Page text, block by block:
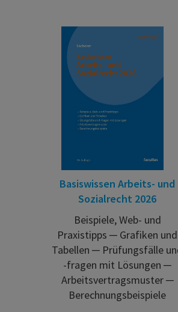
Basiswissen Arbeits- und
Sozialrecht 2026
Beispiele, Web- und
Praxistipps ─ Grafiken und
Tabellen ─ Prüfungsfälle
-fragen mit Lösungen ─
Arbeitsvertragsmuster ─
Berechnungsbeispiele